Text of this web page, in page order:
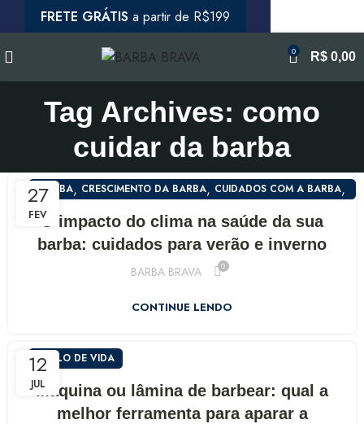
0 R$ 0,00
Tag Archives: como
cuidar da barba
27
FEV
BARBA, CRESCIMENTO DA BARBA, CUIDADOS COM A BARBA,
O impacto do clima na saúde da sua
barba: cuidados para verão e inverno
BARBA BRAVA 0
CONTINUE LENDO
12
JUL
ESTILO DE VIDA
Máquina ou lâmina de barbear: qual a
melhor ferramenta para aparar a
FRETE GRÁTIS a partir de R$199